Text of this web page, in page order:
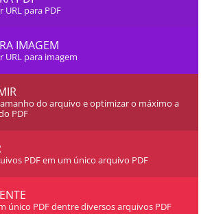
URL para PDF
IMAGEM
URL para imagem
do arquivo e optimizar o máximo a
PDF
PDF em um único arquivo PDF
único PDF dentre diversos arquivos PDF